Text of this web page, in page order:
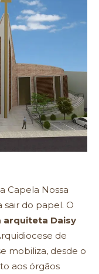
Capela Nossa
sair do papel. O
arquiteta Daisy
de
mobiliza, desde o
aos órgãos